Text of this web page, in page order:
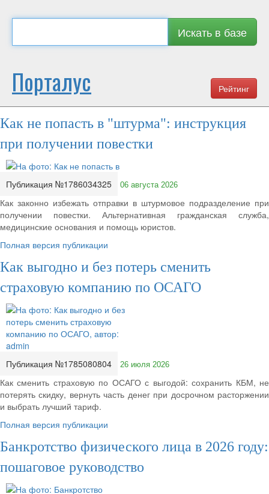
Искать в базе
Рейтинг
Порталус
Как не попасть в "штурма": инструкция
при получении повестки
Публикация №1786034325 06 августа 2026
Как законно избежать отправки в штурмовое подразделение при
получении повестки. Альтернативная гражданская служба,
медицинские основания и помощь юристов.
Полная версия публикации
Как выгодно и без потерь сменить
страховую компанию по ОСАГО
Публикация №1785080804 26 июля 2026
Как сменить страховую по ОСАГО с выгодой: сохранить КБМ, не
потерять скидку, вернуть часть денег при досрочном расторжении
и выбрать лучший тариф.
Полная версия публикации
Банкротство физического лица в 2026 году:
пошаговое руководство